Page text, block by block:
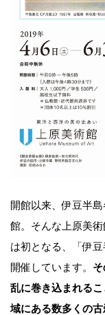
開館以来、伊豆半
館。そんな上原美
は初となる、「伊
開催しています。
乱に巻き込まれる
域にある数多くの